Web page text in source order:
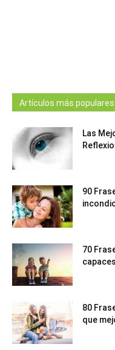
Artículos más populares
Las
90
70
80
que